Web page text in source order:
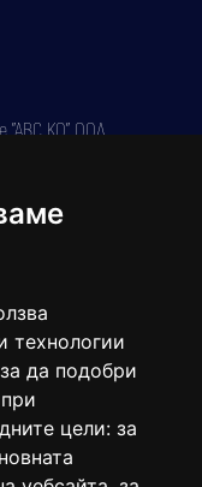
технологии
да подобри
цели: за
"АВС КО" ООД,